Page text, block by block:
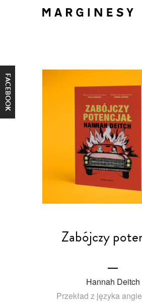
FACEBOOK
Zabójczy
Hannah Deitch
Przekład z języka